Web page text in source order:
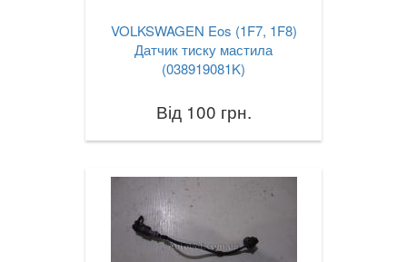
VOLKSWAGEN Eos (1F7, 1F8)
Датчик тиску мастила
(038919081K)
Від 100 грн.